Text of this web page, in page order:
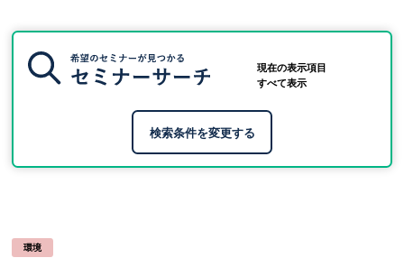
現在の表示項目
すべて表示
環境